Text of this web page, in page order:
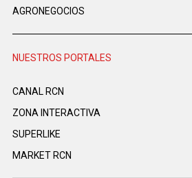
AGRONEGOCIOS
NUESTROS PORTALES
CANAL RCN
ZONA INTERACTIVA
SUPERLIKE
MARKET RCN